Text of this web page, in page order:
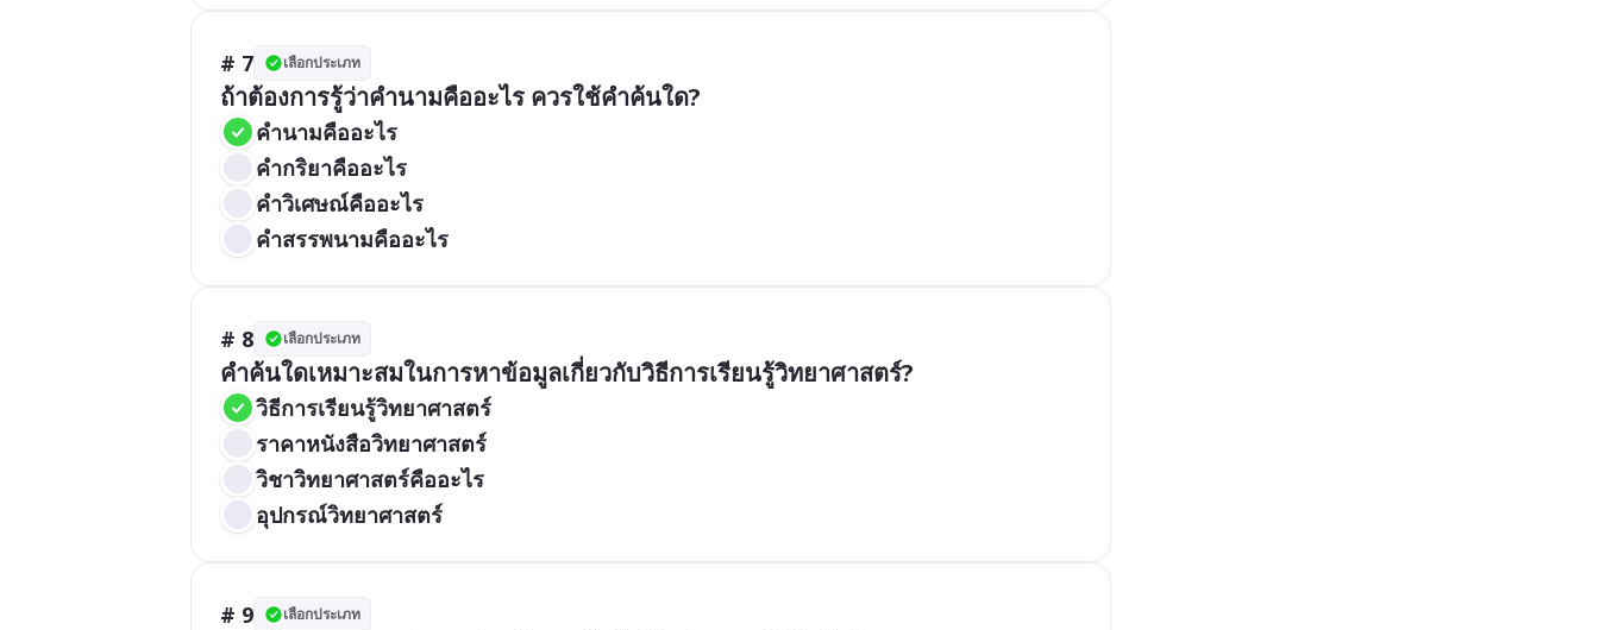
# 7 เลือกประเภท
ถ้าต้องการรู้ว่าคำนามคืออะไร ควรใช้คำค้นใด?
คำนามคืออะไร
คำกริยาคืออะไร
คำวิเศษณ์คืออะไร
คำสรรพนามคืออะไร
# 8 เลือกประเภท
คำค้นใดเหมาะสมในการหาข้อมูลเกี่ยวกับวิธีการเรียนรู้วิทยาศาสตร์?
วิธีการเรียนรู้วิทยาศาสตร์
ราคาหนังสือวิทยาศาสตร์
วิชาวิทยาศาสตร์คืออะไร
อุปกรณ์วิทยาศาสตร์
# 9 เลือกประเภท